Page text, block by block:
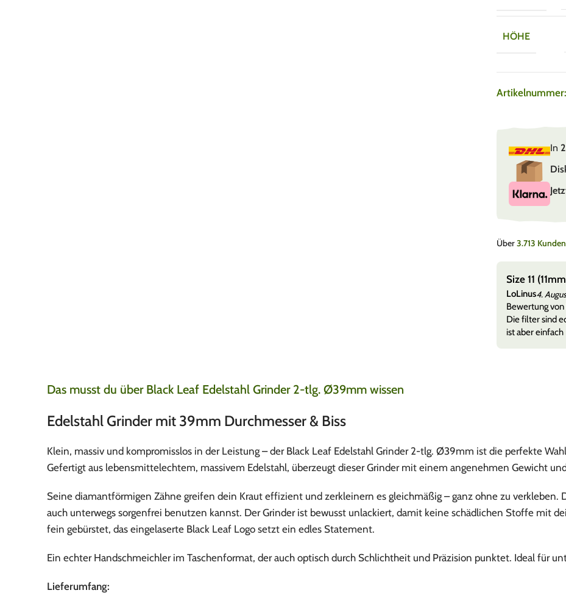
HÖHE
Artikelnummer:
In
Über3.713 Kunden
Size 11
LoLinus4.
Bewertung von
Die filter sind
ist aber einfach
Das musst du über Black Leaf Edelstahl Grinder 2-tlg. Ø39mm wissen
Edelstahl Grinder mit 39mm Durchmesser & Biss
Klein, massiv und kompromisslos in der Leistung – der Black Leaf Edelstahl Grinder 2-tlg. Ø39mm ist die perfekte
Gefertigt aus lebensmittelechtem, massivem Edelstahl, überzeugt dieser Grinder mit einem angenehmen Gewicht
Seine diamantförmigen Zähne greifen dein Kraut effizient und zerkleinern es gleichmäßig – ganz ohne zu verkleben.
auch unterwegs sorgenfrei benutzen kannst. Der Grinder ist bewusst unlackiert, damit keine schädlichen Stoffe mit
fein gebürstet, das eingelaserte Black Leaf Logo setzt ein edles Statement.
Ein echter Handschmeichler im Taschenformat, der auch optisch durch Schlichtheit und Präzision punktet. Ideal für
Lieferumfang: